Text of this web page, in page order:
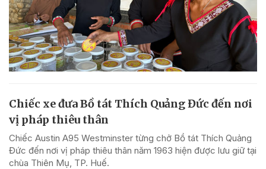
Chiếc xe đưa Bồ tát Thích Quảng Đức đến nơi
vị pháp thiêu thân
Chiếc Austin A95 Westminster từng chở Bồ tát Thích Quảng
Đức đến nơi vị pháp thiêu thân năm 1963 hiện được lưu giữ tại
chùa Thiên Mụ, TP. Huế.